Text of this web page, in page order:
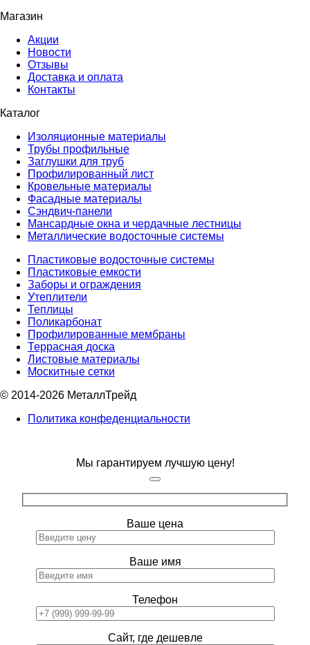
Магазин
Акции
Новости
Отзывы
Доставка и оплата
Контакты
Каталог
Изоляционные материалы
Трубы профильные
Заглушки для труб
Профилированный лист
Кровельные материалы
Фасадные материалы
Сэндвич-панели
Мансардные окна и чердачные лестницы
Металлические водосточные системы
Пластиковые водосточные системы
Пластиковые емкости
Заборы и ограждения
Утеплители
Теплицы
Поликарбонат
Профилированные мембраны
Террасная доска
Листовые материалы
Москитные сетки
© 2014-2026 МеталлТрейд
Политика конфеденциальности
Мы гарантируем лучшую цену!
Ваше цена
Ваше имя
Телефон
Сайт, где дешевле